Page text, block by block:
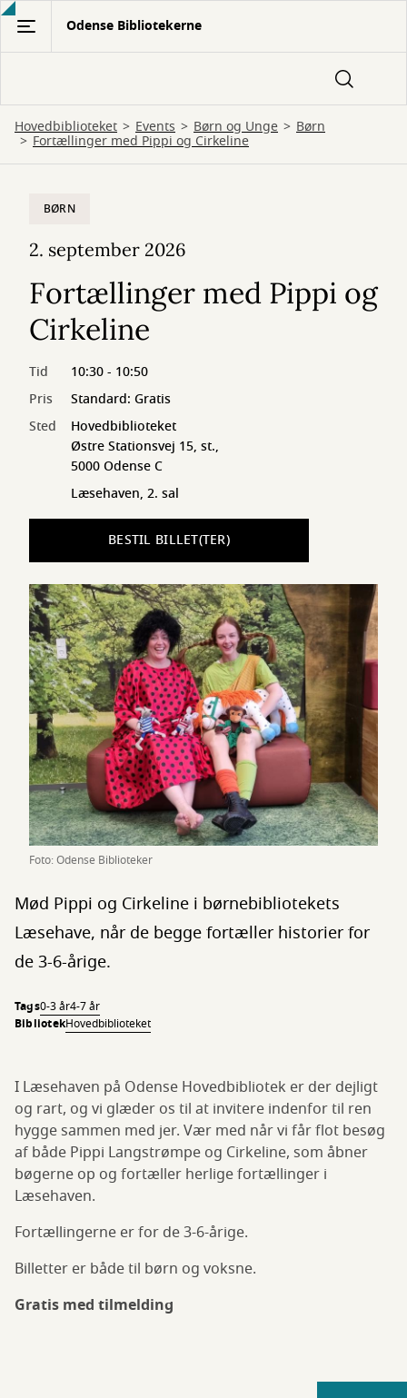
Gå
hovedindhold
Odense Bibliotekerne
Hovedbiblioteket Events Børn og Unge Børn
Fortællinger med Pippi og Cirkeline
Foto: Odense Biblioteker
BØRN
2. september 2026
Fortællinger med Pippi og
Cirkeline
Tid
10:30 - 10:50
Pris
Standard: Gratis
Sted
Hovedbiblioteket
Østre Stationsvej 15, st.,
5000 Odense C
Læsehaven, 2. sal
BESTIL BILLET(TER)
Mød Pippi og Cirkeline i børnebibliotekets
Læsehave, når de begge fortæller historier for
de 3-6-årige.
Tags0-3 år4-7 år
BibliotekHovedbiblioteket
I Læsehaven på Odense Hovedbibliotek er der dejligt
og rart, og vi glæder os til at invitere indenfor til ren
hygge sammen med jer. Vær med når vi får flot besøg
af både Pippi Langstrømpe og Cirkeline, som åbner
bøgerne op og fortæller herlige fortællinger i
Læsehaven.
Fortællingerne er for de 3-6-årige.
Billetter er både til børn og voksne.
Gratis med tilmelding